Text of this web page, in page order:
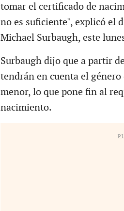
tomar el certificado de
no es suficiente", explicó el
Michael Surbaugh, este
Surbaugh dijo que a partir
tendrán en cuenta el
menor, lo que pone fin al
nacimiento.